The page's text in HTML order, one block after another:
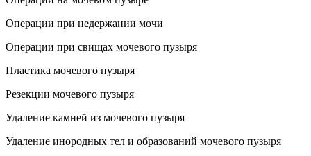
Операции при недержании мочи
Операции при свищах мочевого пузыря
Пластика мочевого пузыря
Резекции мочевого пузыря
Удаление камней из мочевого пузыря
Удаление инородных тел и образований мочевого пузыря